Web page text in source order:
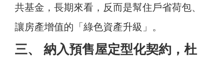
共基金，長期來看，反而是幫住戶省荷包、
讓房產增值的「綠色資產升級」。
三、 納入預售屋定型化契約，杜